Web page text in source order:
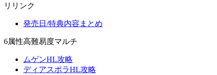
リリンク
発売日/特典内容まとめ
6属性高難易度マルチ
ムゲンHL攻略
ディアスポラHL攻略